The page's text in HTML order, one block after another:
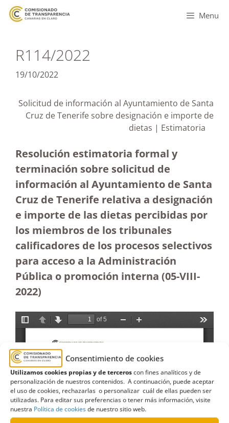
Consentimiento de cookies
Utilizamos cookies propias y de terceroscon fines analíticos y de
personalización de nuestros contenidos. A continuación, puede aceptar
el uso de cookies, rechazarlas o personalizar cuál de ellas pueden ser
utilizadas. Para editar sus preferencias o tener más información, visite
nuestra Política de cookiesde nuestro sitio web.
Menu
R114/2022
19/10/2022
Solicitud de información al Ayuntamiento de Santa
Cruz de Tenerife sobre designación e importe de
dietas | Estimatoria
Resolución estimatoria formal y
terminación sobre solicitud de
información al Ayuntamiento de Santa
Cruz de Tenerife relativa a designación
e importe de las dietas percibidas por
los miembros de los tribunales
calificadores de los procesos selectivos
para acceso a la Administración
Pública o promoción interna (05-VIII-
2022)